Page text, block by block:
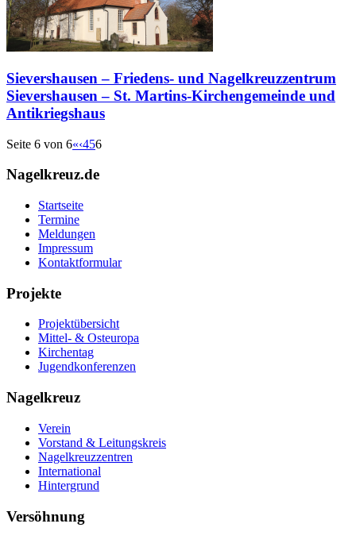
Sievershausen – Friedens- und Nagelkreuzzentrum
Sievershausen – St. Martins-Kirchengemeinde und
Antikriegshaus
Seite 6 von 6«‹456
Nagelkreuz.de
Startseite
Termine
Meldungen
Impressum
Kontaktformular
Projekte
Projektübersicht
Mittel- & Osteuropa
Kirchentag
Jugendkonferenzen
Nagelkreuz
Verein
Vorstand & Leitungskreis
Nagelkreuzzentren
International
Hintergrund
Versöhnung